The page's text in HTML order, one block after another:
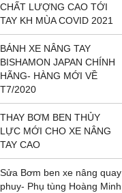
CHẤT LƯỢNG CAO TỚI
TAY KH MÙA COVID 2021
BÁNH XE NÂNG TAY
BISHAMON JAPAN CHÍNH
HÃNG- HÀNG MỚI VỀ
T7/2020
THAY BƠM BEN THỦY
LỰC MỚI CHO XE NÂNG
TAY CAO
Sửa Bơm ben xe nâng quay
phuy- Phụ tùng Hoàng Minh